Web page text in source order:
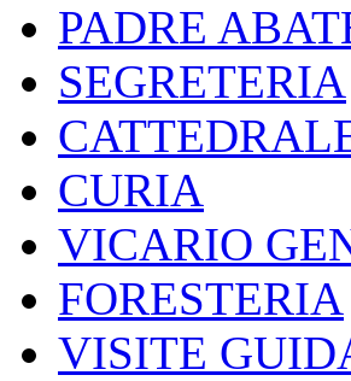
PADRE
SEGRETERIA
CURIA
VICARIO
FORESTERIA
VISITE